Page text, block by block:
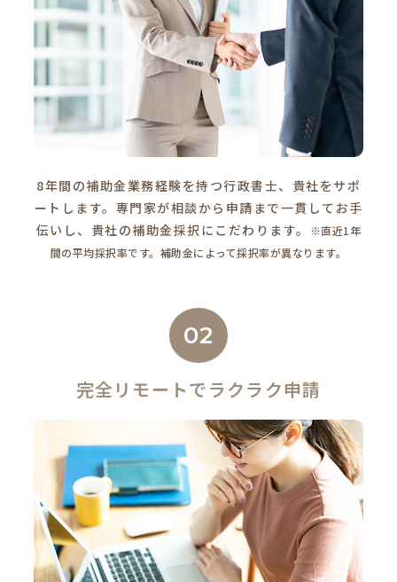
8年間の補助金業務経験を持つ行政書士、貴社をサポ
ートします。専門家が相談から申請まで一貫してお手
伝いし、貴社の補助金採択にこだわります。
※直近1年
間の平均採択率です。補助金によって採択率が異なります。
02
完全リモートでラクラク申請